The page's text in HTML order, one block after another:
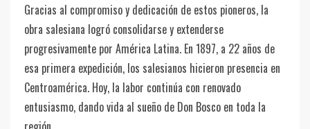
Gracias al compromiso y dedicación de estos pioneros, la
obra salesiana logró consolidarse y extenderse
progresivamente por América Latina. En 1897, a 22 años de
esa primera expedición, los salesianos hicieron presencia en
Centroamérica. Hoy, la labor continúa con renovado
entusiasmo, dando vida al sueño de Don Bosco en toda la